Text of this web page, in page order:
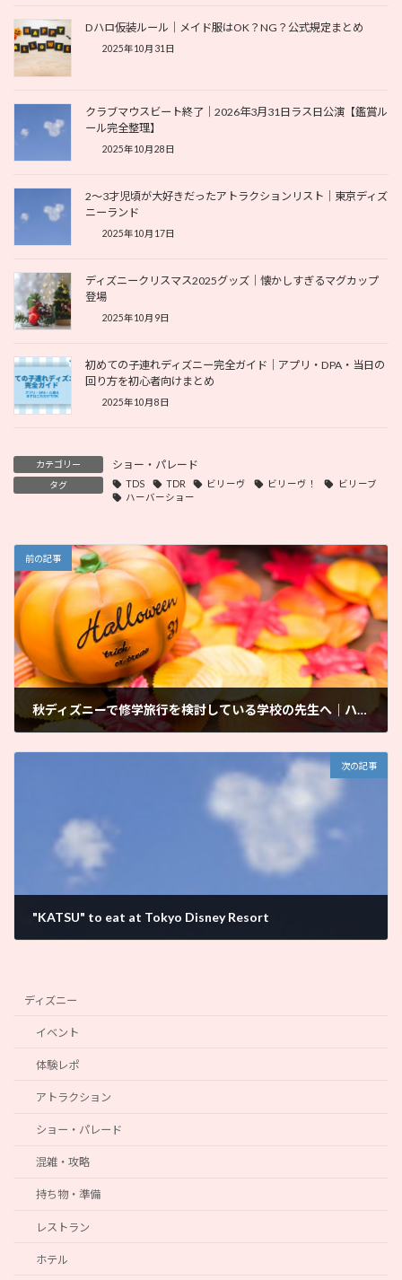
Dハロ仮装ルール｜メイド服はOK？NG？公式規定まとめ
2025年10月31日
クラブマウスビート終了｜2026年3月31日ラス日公演【鑑賞ル
ール完全整理】
2025年10月28日
2～3才児頃が大好きだったアトラクションリスト｜東京ディズ
ニーランド
2025年10月17日
ディズニークリスマス2025グッズ｜懐かしすぎるマグカップ
登場
2025年10月9日
初めての子連れディズニー完全ガイド｜アプリ・DPA・当日の
回り方を初心者向けまとめ
2025年10月8日
カテゴリー ショー・パレード
タグ TDS TDR ビリーヴ ビリーヴ！
ビリーブ
ハーバーショー
前の記事
秋ディズニーで修学旅行を検討している学校の先生へ｜ハロウィーンの大混雑について
次の記事
"KATSU" to eat at Tokyo Disney Resort
ディズニー
イベント
体験レポ
アトラクション
ショー・パレード
混雑・攻略
持ち物・準備
レストラン
ホテル